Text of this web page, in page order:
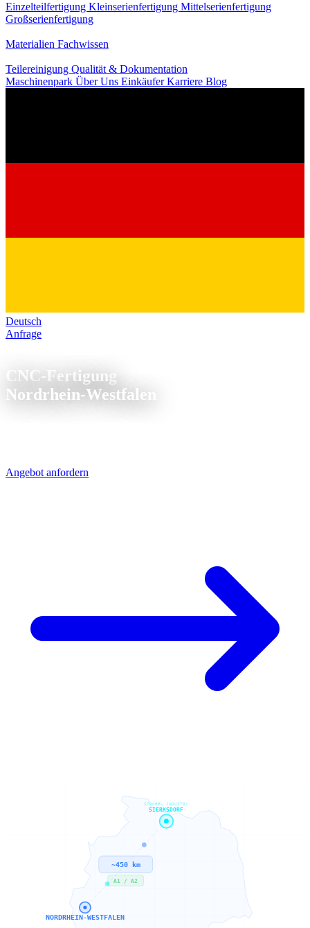
Einzelteilfertigung Kleinserienfertigung Mittelserienfertigung
Großserienfertigung
Materialien Fachwissen
Teilereinigung Qualität & Dokumentation
Maschinenpark Über Uns EinkäuferKarriere Blog
Deutsch
Anfrage
CNC-Fertigung
Nordrhein-Westfalen
Angebot anfordern
SIERKSDORF
STROBEL INDUSTRY
NORDRHEIN-WESTFALEN
~450 km
A1 / A2